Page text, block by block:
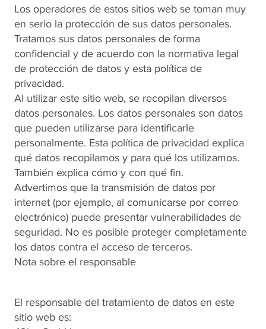
Los operadores de estos sitios web se toman muy
en serio la protección de sus datos personales.
Tratamos sus datos personales de forma
confidencial y de acuerdo con la normativa legal
de protección de datos y esta política de
privacidad.
Al utilizar este sitio web, se recopilan diversos
datos personales. Los datos personales son datos
que pueden utilizarse para identificarle
personalmente. Esta política de privacidad explica
qué datos recopilamos y para qué los utilizamos.
También explica cómo y con qué fin.
Advertimos que la transmisión de datos por
internet (por ejemplo, al comunicarse por correo
electrónico) puede presentar vulnerabilidades de
seguridad. No es posible proteger completamente
los datos contra el acceso de terceros.
Nota sobre el responsable
El responsable del tratamiento de datos en este
sitio web es: